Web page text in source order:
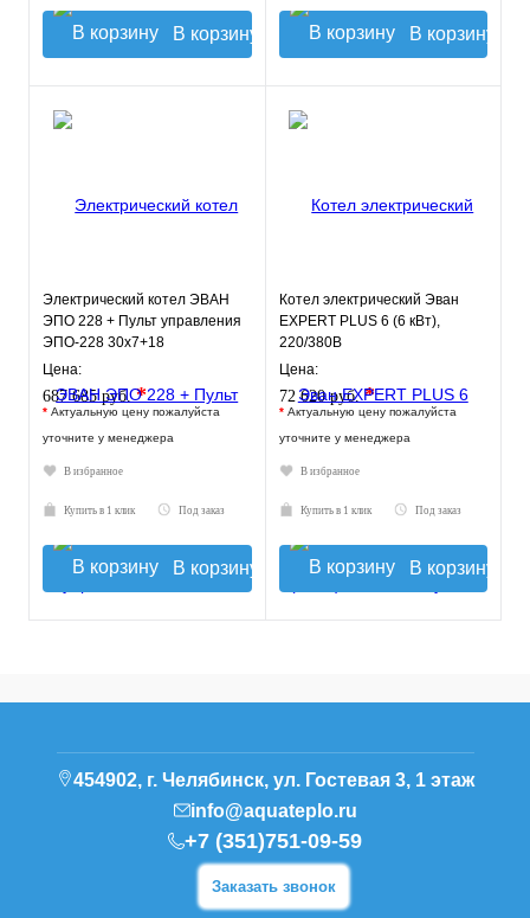
В корзину В корзину
Электрический котел ЭВАН
ЭПО 228 + Пульт управления
ЭПО-228 30х7+18
Цена:
687 685 руб.*
* Актуальную цену пожалуйста
уточните у менеджера
В избранное
Купить в 1 клик Под заказ
В корзину
Котел электрический Эван
EXPERT PLUS 6 (6 кВт),
220/380В
Цена:
72 620 руб.*
* Актуальную цену пожалуйста
уточните у менеджера
В избранное
Купить в 1 клик Под заказ
В корзину
454902, г. Челябинск, ул. Гостевая 3, 1 этаж
info@aquateplo.ru
+7 (351)751-09-59
Заказать звонок